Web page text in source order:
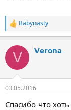
Р
е
к
и
Babynasty
V Verona
03.05.2016
Спасибо что